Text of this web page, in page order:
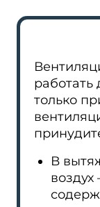
работать
только
В